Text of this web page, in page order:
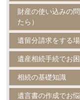
財産の使い込みの
たら）
遺留分請求をする
遺産相続手続でお
相続の基礎知識
遺言書の作成でお